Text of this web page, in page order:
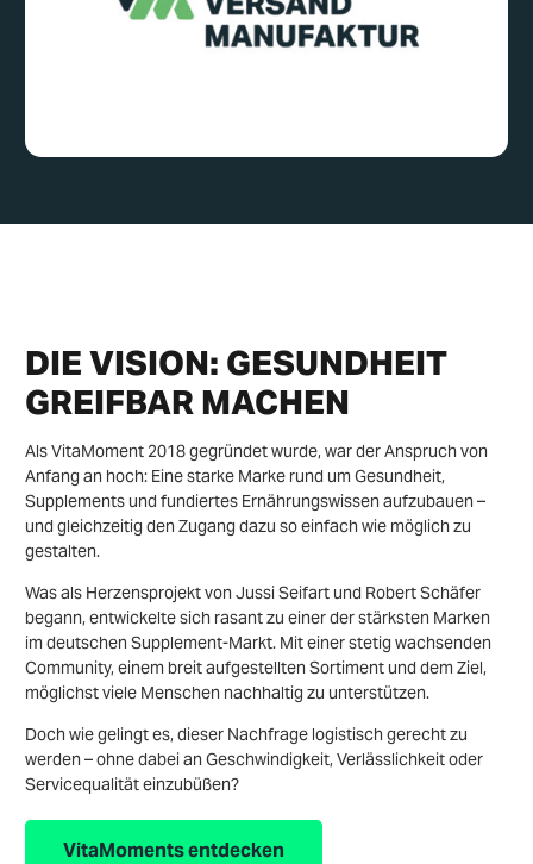
DIE VISION: GESUNDHEIT
GREIFBAR MACHEN
Als VitaMoment 2018 gegründet wurde, war der Anspruch von
Anfang an hoch: Eine starke Marke rund um Gesundheit,
Supplements und fundiertes Ernährungswissen aufzubauen –
und gleichzeitig den Zugang dazu so einfach wie möglich zu
gestalten.
Was als Herzensprojekt von Jussi Seifart und Robert Schäfer
begann, entwickelte sich rasant zu einer der stärksten Marken
im deutschen Supplement-Markt. Mit einer stetig wachsenden
Community, einem breit aufgestellten Sortiment und dem Ziel,
möglichst viele Menschen nachhaltig zu unterstützen.
Doch wie gelingt es, dieser Nachfrage logistisch gerecht zu
werden – ohne dabei an Geschwindigkeit, Verlässlichkeit oder
Servicequalität einzubüßen?
VitaMoments entdecken